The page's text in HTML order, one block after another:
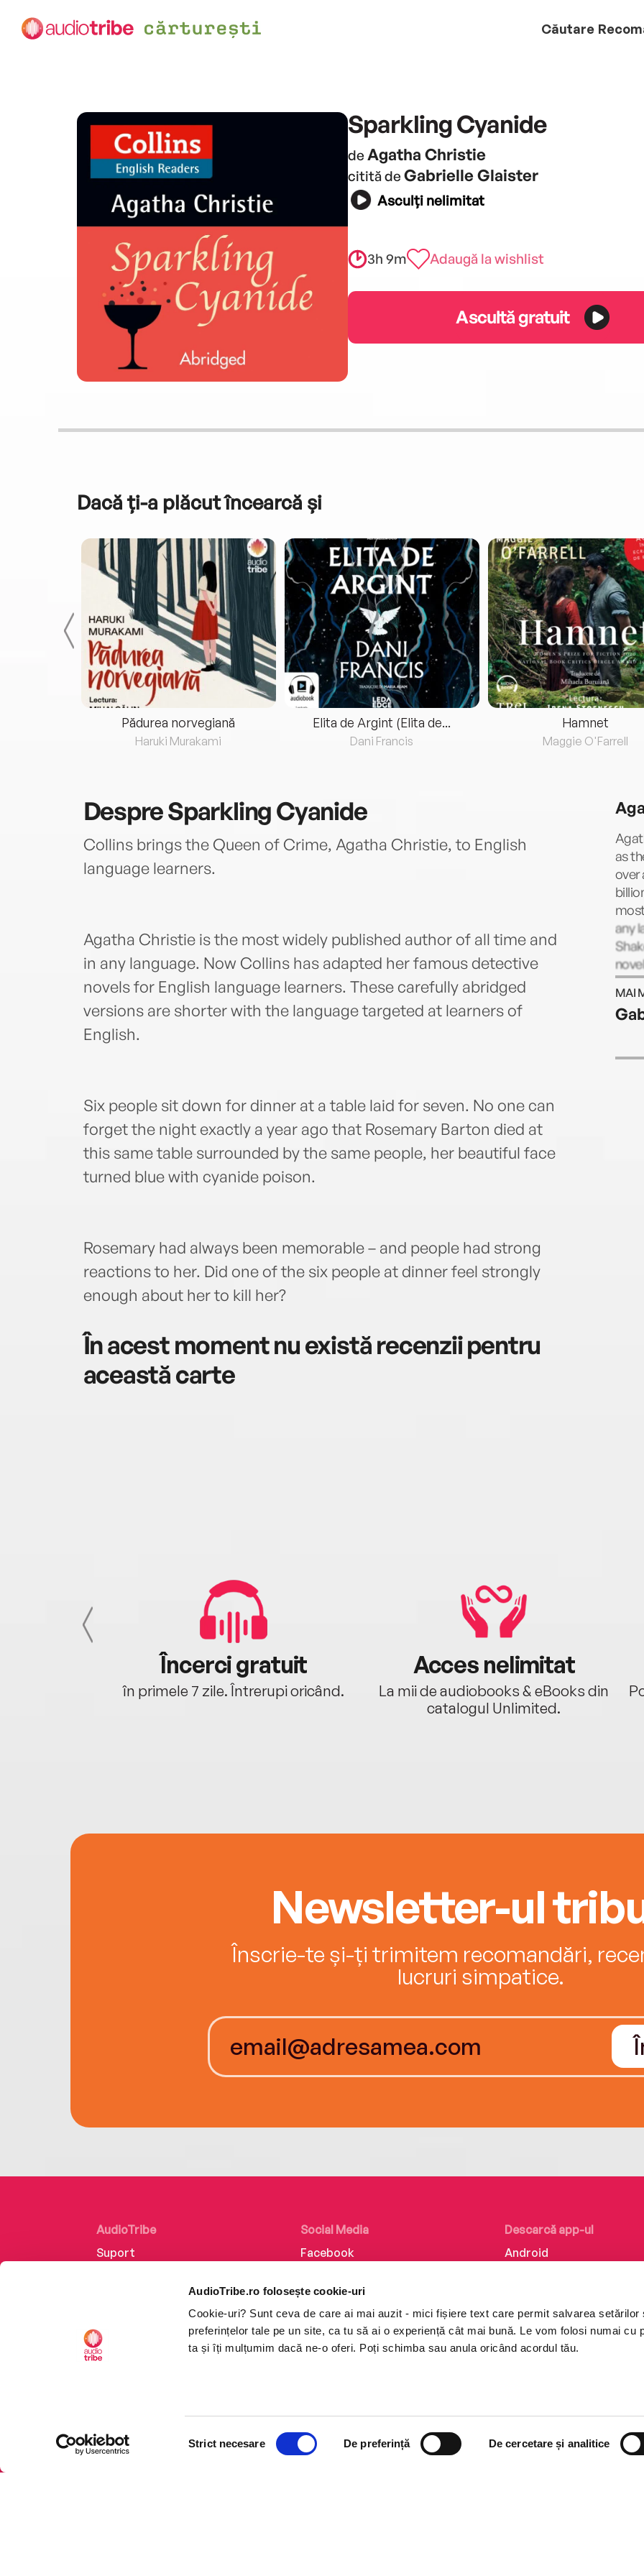
AudioTribe.ro folosește cookie-uri
Cookie-uri? Sunt ceva de care ai mai auzit - mici fișiere text care permit salvarea setărilor
preferințelor tale pe un site, ca tu să ai o experiență cât mai bună. Le vom folosi numai cu
ta și îți mulțumim dacă ne-o oferi. Poți schimba sau anula oricând acordul tău.
Strict necesare De preferință De cercetare și analitice
Căutare
Sparkling Cyanide
de Agatha Christie
citită de Gabrielle Glaister
Asculți nelimitat
3h 9m Adaugă la wishlist
Ascultă gratuit
Dacă ți-a plăcut încearcă și
Pădurea norvegiană
Haruki Murakami
Elita de Argint (Elita de...
Dani Francis
Hamnet
Maggie O'Farrell
DespreSparkling Cyanide
Collins brings the Queen of Crime, Agatha Christie, to English
language learners.
Agatha Christie is the most widely published author of all time and
in any language. Now Collins has adapted her famous detective
novels for English language learners. These carefully abridged
versions are shorter with the language targeted at learners of
English.
Six people sit down for dinner at a table laid for seven. No one can
forget the night exactly a year ago that Rosemary Barton died at
this same table surrounded by the same people, her beautiful face
turned blue with cyanide poison.
Rosemary had always been memorable – and people had strong
reactions to her. Did one of the six people at dinner feel strongly
enough about her to kill her?
În acest moment nu există recenzii pentru
această carte
as
over
any
six
MAI
Încerci gratuit
în primele 7 zile. Întrerupi oricând.
Acces nelimitat
La mii de audiobooks & eBooks din
catalogul Unlimited.
Newsletter-ul
Înscrie-te și-ți trimitem recomandări,
lucruri simpatice.
AudioTribe
Suport
Retragere din comandă
Social Media
Facebook
Instagram
TikTok
Descarcă app-ul
Android